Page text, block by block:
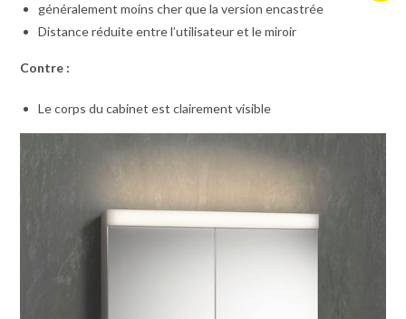
généralement moins cher que la version encastrée
Distance réduite entre l’utilisateur et le miroir
Contre :
Le corps du cabinet est clairement visible